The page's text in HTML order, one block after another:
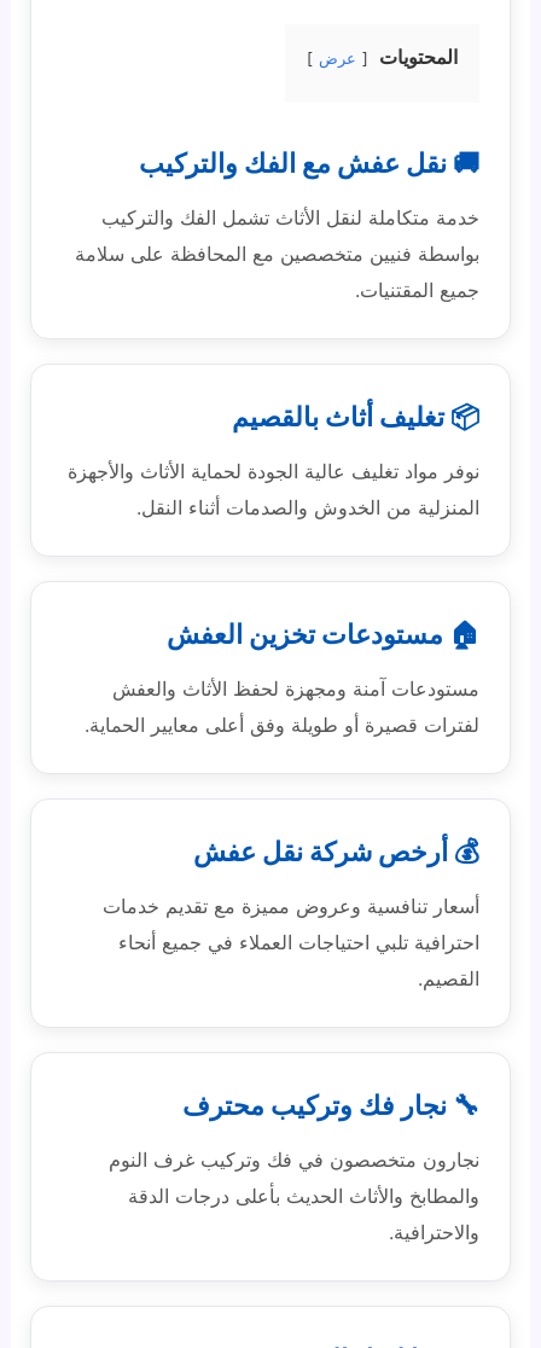
المحتويات عرض
🚚 نقل عفش مع الفك والتركيب
خدمة متكاملة لنقل الأثاث تشمل الفك والتركيب
بواسطة فنيين متخصصين مع المحافظة على سلامة
جميع المقتنيات.
📦 تغليف أثاث بالقصيم
نوفر مواد تغليف عالية الجودة لحماية الأثاث والأجهزة
المنزلية من الخدوش والصدمات أثناء النقل.
🏠 مستودعات تخزين العفش
مستودعات آمنة ومجهزة لحفظ الأثاث والعفش
لفترات قصيرة أو طويلة وفق أعلى معايير الحماية.
💰 أرخص شركة نقل عفش
أسعار تنافسية وعروض مميزة مع تقديم خدمات
احترافية تلبي احتياجات العملاء في جميع أنحاء
القصيم.
🔧 نجار فك وتركيب محترف
نجارون متخصصون في فك وتركيب غرف النوم
والمطابخ والأثاث الحديث بأعلى درجات الدقة
والاحترافية.